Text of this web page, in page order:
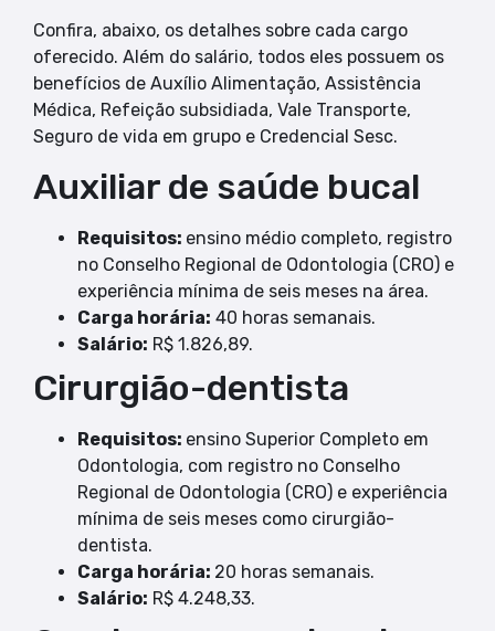
Confira, abaixo, os detalhes sobre cada cargo
oferecido. Além do salário, todos eles possuem os
benefícios de Auxílio Alimentação, Assistência
Médica, Refeição subsidiada, Vale Transporte,
Seguro de vida em grupo e Credencial Sesc.
Auxiliar de saúde bucal
Requisitos: ensino médio completo, registro
no Conselho Regional de Odontologia (CRO) e
experiência mínima de seis meses na área.
Carga horária: 40 horas semanais.
Salário: R$ 1.826,89.
Cirurgião-dentista
Requisitos: ensino Superior Completo em
Odontologia, com registro no Conselho
Regional de Odontologia (CRO) e experiência
mínima de seis meses como cirurgião-
dentista.
Carga horária: 20 horas semanais.
Salário: R$ 4.248,33.